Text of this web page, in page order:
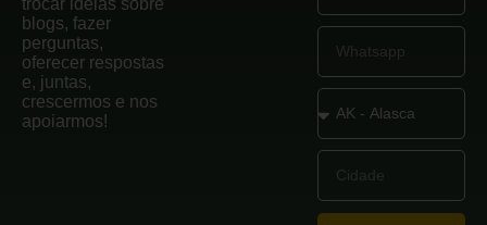
blogs, fazer
perguntas,
oferecer respostas
e, juntas,
crescermos e nos
apoiarmos!